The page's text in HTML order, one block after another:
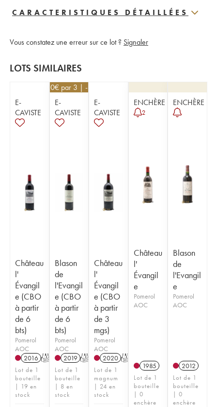
CARACTERISTIQUES DÉTAILLÉES
Vous constatez une erreur sur ce lot ? Signaler
LOTS SIMILAIRES
E-
CAVISTE
Château
l'
Évangil
e (CBO
à partir
de 6
bts)
Pomerol
AOC
2016 T
Lot de 1
bouteille
| 19 en
stock
67,50€ par 3 | -10%
E-
CAVISTE
Blason
de
l'Evangil
e (CBO
à partir
de 6
bts)
Pomerol
AOC
2019 T
Lot de 1
bouteille
| 8 en
stock
E-
CAVISTE
Château
l'
Évangil
e (CBO
à partir
de 3
mgs)
Pomerol
AOC
2020 T
Lot de 1
magnum
| 24 en
stock
ENCHÈRE
2
Château
l'
Évangil
e
Pomerol
AOC
1985
Lot de 1
bouteille
| 0
enchère
ENCHÈRE
Blason
de
l'Evangil
e
Pomerol
AOC
2012
Lot de 1
bouteille
| 0
enchère